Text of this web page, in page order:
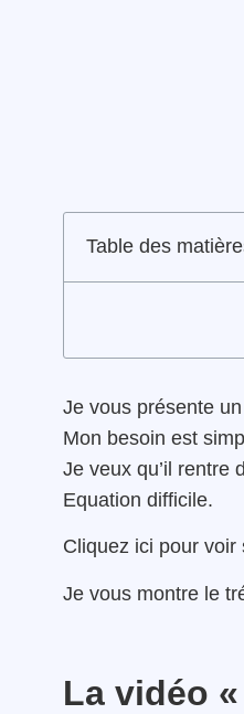
Table des
Je vous présente
Mon besoin est
Je veux qu’il rentre
Equation difficile.
Cliquez ici pour voir
Je vous montre le
La vidéo